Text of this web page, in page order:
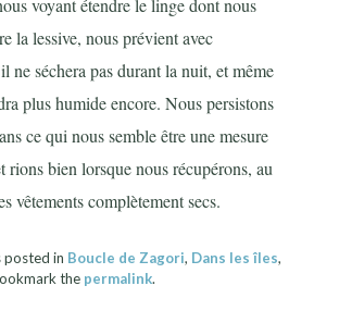
voyant étendre le linge dont nous
la lessive, nous prévient avec
ne séchera pas durant la nuit, et même
plus humide encore. Nous persistons
ce qui nous semble être une mesure
rions bien lorsque nous récupérons, au
vêtements complètement secs.
posted in Boucle de Zagori, Dans les îles,
the permalink.